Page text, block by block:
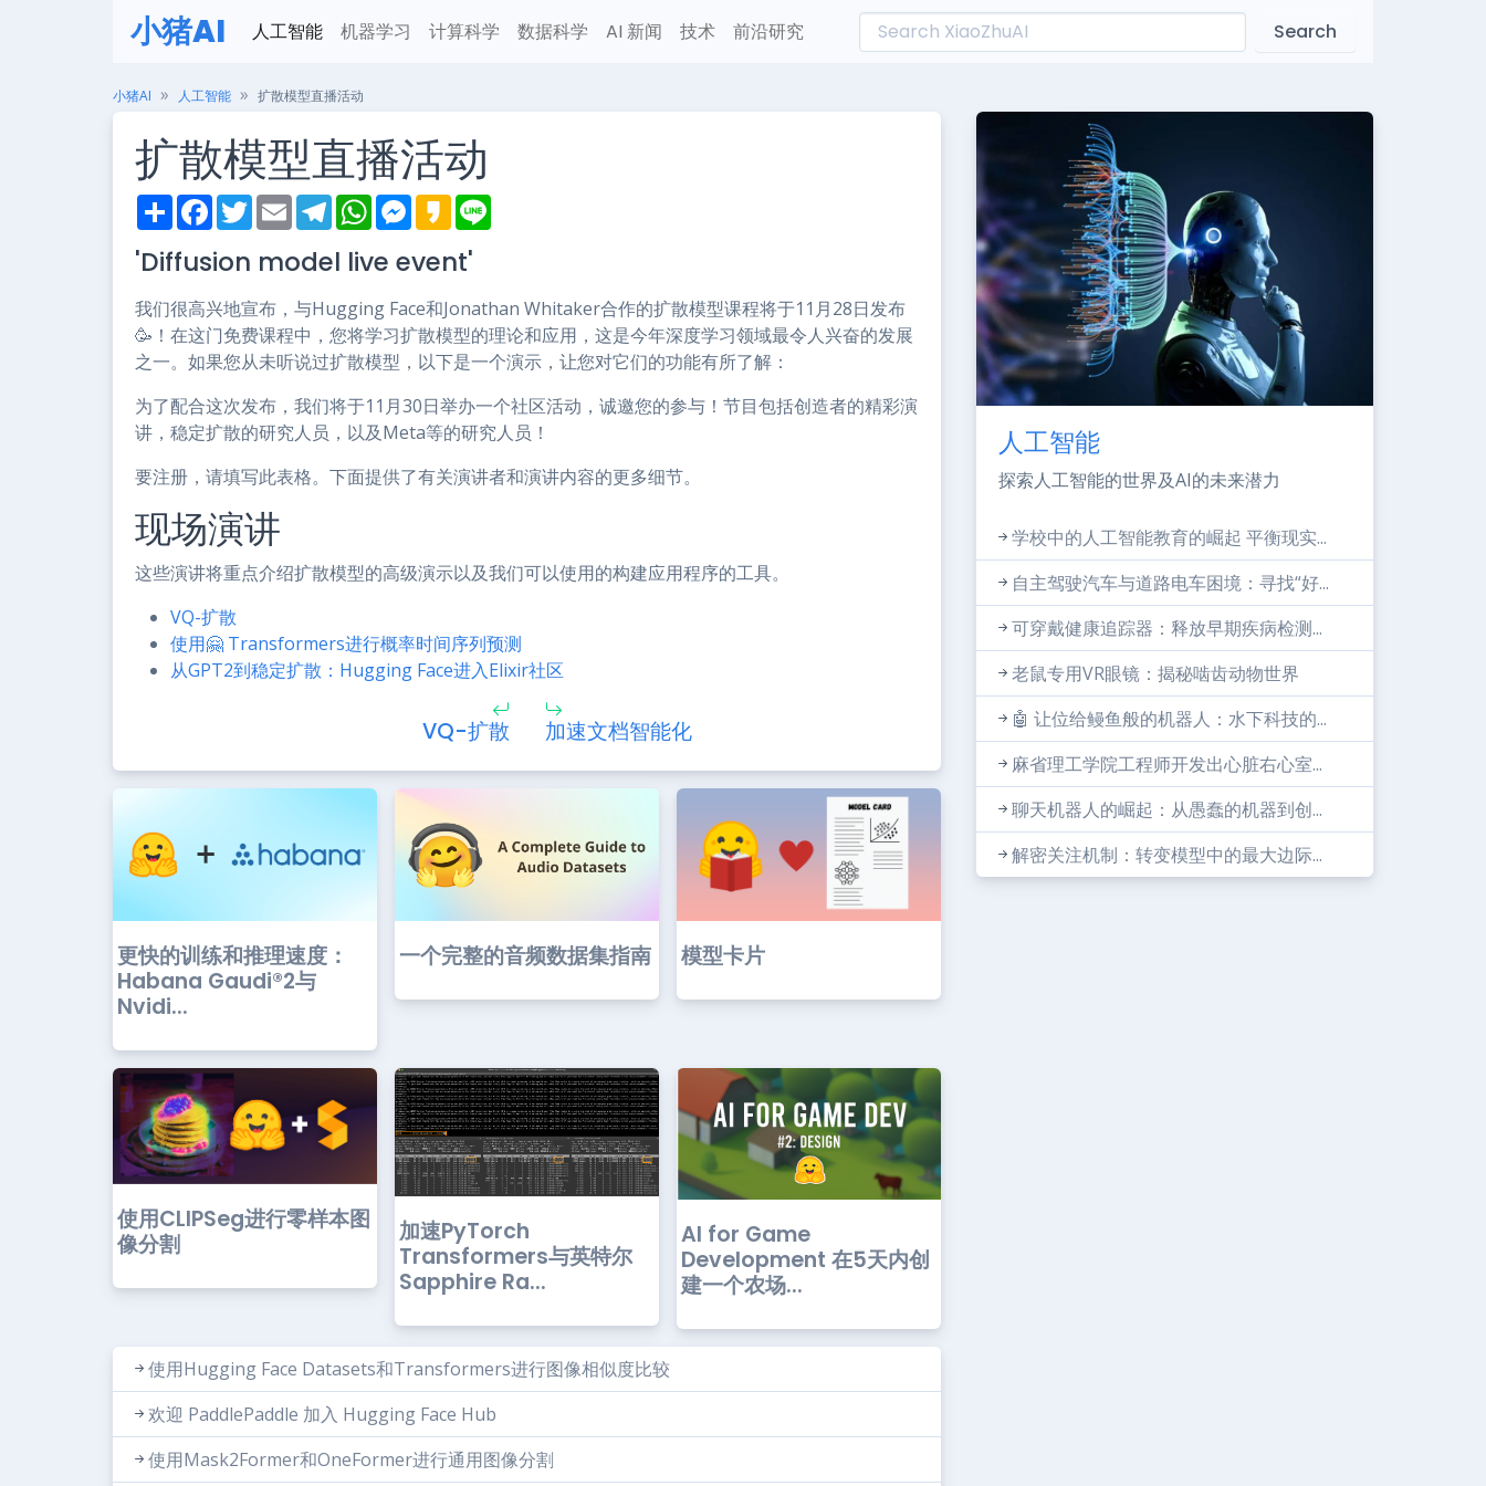
小猪AI 人工智能 机器学习 计算科学 数据科学 AI 新闻 技术 前沿研究 Search
小猪AI 人工智能 扩散模型直播活动
扩散模型直播活动
S
h
r
e
F
a
e
b
o
k
T
w
r
E
m
i
l
T
e
e
g
a
m
W
h
t
s
p
p
M
e
s
e
g
e
K
a
a
o
'Diffusion model live event'
我们很高兴地宣布，与Hugging Face和Jonathan Whitaker合作的扩散模型课程将于11月28日发布
🥳！在这门免费课程中，您将学习扩散模型的理论和应用，这是今年深度学习领域最令人兴奋的发展
之一。如果您从未听说过扩散模型，以下是一个演示，让您对它们的功能有所了解：
为了配合这次发布，我们将于11月30日举办一个社区活动，诚邀您的参与！节目包括创造者的精彩演
讲，稳定扩散的研究人员，以及Meta等的研究人员！
要注册，请填写此表格。下面提供了有关演讲者和演讲内容的更多细节。
现场演讲
这些演讲将重点介绍扩散模型的高级演示以及我们可以使用的构建应用程序的工具。
VQ-扩散
使用🤗 Transformers进行概率时间序列预测
从GPT2到稳定扩散：Hugging Face进入Elixir社区
VQ-扩散 加速文档智能化
更快的训练和推理速度：
Habana Gaudi®2与
Nvidi...
一个完整的音频数据集指南 模型卡片
使用CLIPSeg进行零样本图
像分割
加速PyTorch
Transformers与英特尔
Sapphire Ra...
AI for Game
Development 在5天内创
建一个农场...
使用Hugging Face Datasets和Transformers进行图像相似度比较
欢迎 PaddlePaddle 加入 Hugging Face Hub
使用Mask2Former和OneFormer进行通用图像分割
人工智能
探索人工智能的世界及AI的未来潜力
学校中的人工智能教育的崛起 平衡现实...
自主驾驶汽车与道路电车困境：寻找“好...
可穿戴健康追踪器：释放早期疾病检测...
老鼠专用VR眼镜：揭秘啮齿动物世界
🤖 让位给鳗鱼般的机器人：水下科技的...
麻省理工学院工程师开发出心脏右心室...
聊天机器人的崛起：从愚蠢的机器到创...
解密关注机制：转变模型中的最大边际...